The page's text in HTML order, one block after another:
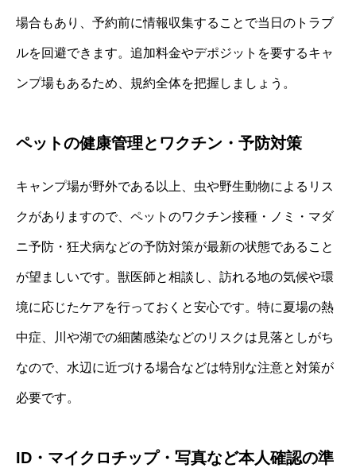
場合もあり、予約前に情報収集することで当日のトラブ
ルを回避できます。追加料金やデポジットを要するキャ
ンプ場もあるため、規約全体を把握しましょう。
ペットの健康管理とワクチン・予防対策
キャンプ場が野外である以上、虫や野生動物によるリス
クがありますので、ペットのワクチン接種・ノミ・マダ
ニ予防・狂犬病などの予防対策が最新の状態であること
が望ましいです。獣医師と相談し、訪れる地の気候や環
境に応じたケアを行っておくと安心です。特に夏場の熱
中症、川や湖での細菌感染などのリスクは見落としがち
なので、水辺に近づける場合などは特別な注意と対策が
必要です。
ID・マイクロチップ・写真など本人確認の準